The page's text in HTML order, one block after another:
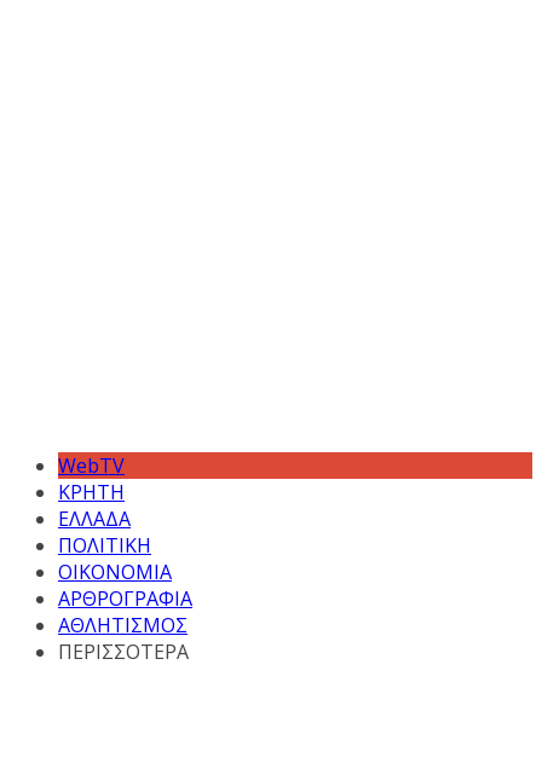
WebTV
ΚΡΗΤΗ
ΕΛΛΑΔΑ
ΠΟΛΙΤΙΚΗ
ΟΙΚΟΝΟΜΙΑ
ΑΡΘΡΟΓΡΑΦΙΑ
ΑΘΛΗΤΙΣΜΟΣ
ΠΕΡΙΣΣΟΤΕΡΑ